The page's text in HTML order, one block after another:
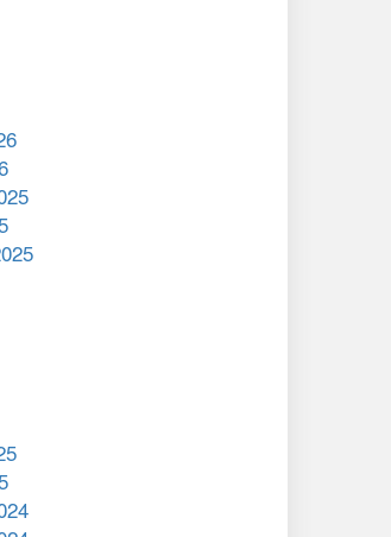
প্রকাশের অভিযোগ
শের-ই-বাংলা গোল্ডেন অ্যাওয়ার্ড
২০২৬-এ সম্মানিত পরিচালক ইমন
নিহত, আহত ৪০